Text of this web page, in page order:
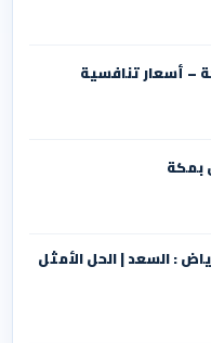
– أسعار تنافسية
بمكة
: السعد | الحل الأمثل